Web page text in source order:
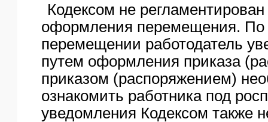
Кодексом не
оформления перемещения.
перемещении работодатель
путем оформления приказа
приказом (распоряжением)
ознакомить работника под
уведомления Кодексом также